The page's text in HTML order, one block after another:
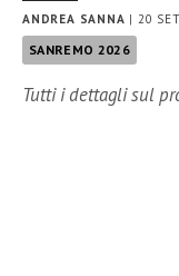
ANDREA SANNA |20
SANREMO 2026
Tutti i dettagli sul